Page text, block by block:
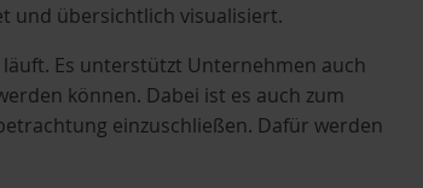
und übersichtlich visualisiert.
Es unterstützt Unternehmen auch
können. Dabei ist es auch zum
einzuschließen. Dafür werden